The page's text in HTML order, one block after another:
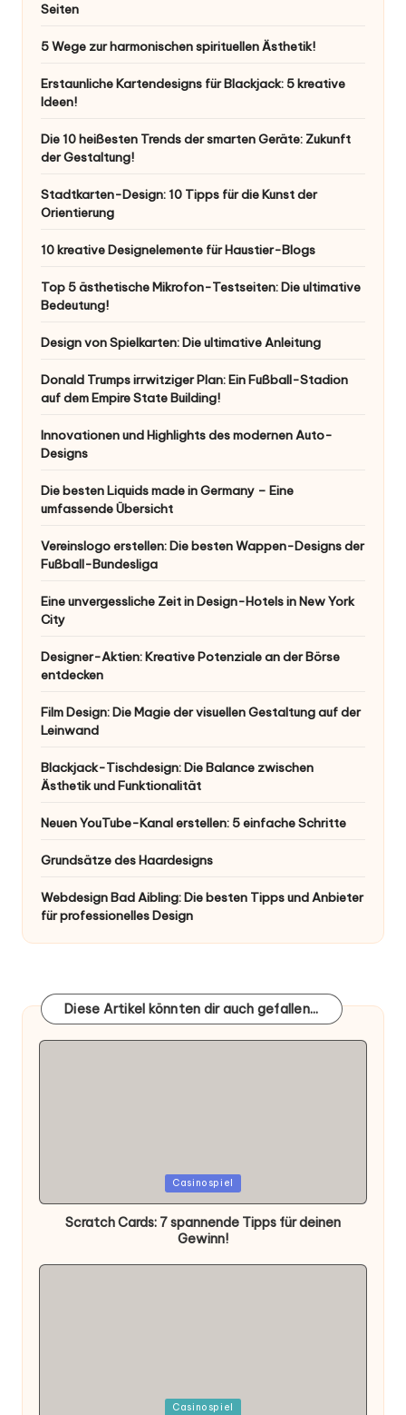
Seiten
5 Wege zur harmonischen spirituellen Ästhetik!
Erstaunliche Kartendesigns für Blackjack: 5 kreative
Ideen!
Die 10 heißesten Trends der smarten Geräte: Zukunft
der Gestaltung!
Stadtkarten-Design: 10 Tipps für die Kunst der
Orientierung
10 kreative Designelemente für Haustier-Blogs
Top 5 ästhetische Mikrofon-Testseiten: Die ultimative
Bedeutung!
Design von Spielkarten: Die ultimative Anleitung
Donald Trumps irrwitziger Plan: Ein Fußball-Stadion
auf dem Empire State Building!
Innovationen und Highlights des modernen Auto-
Designs
Die besten Liquids made in Germany – Eine
umfassende Übersicht
Vereinslogo erstellen: Die besten Wappen-Designs der
Fußball-Bundesliga
Eine unvergessliche Zeit in Design-Hotels in New York
City
Designer-Aktien: Kreative Potenziale an der Börse
entdecken
Film Design: Die Magie der visuellen Gestaltung auf der
Leinwand
Blackjack-Tischdesign: Die Balance zwischen
Ästhetik und Funktionalität
Neuen YouTube-Kanal erstellen: 5 einfache Schritte
Grundsätze des Haardesigns
Webdesign Bad Aibling: Die besten Tipps und Anbieter
für professionelles Design
Diese Artikel könnten dir auch gefallen...
in
Casinospiel
Scratch Cards: 7 spannende Tipps für deinen
Gewinn!
Casinospiel